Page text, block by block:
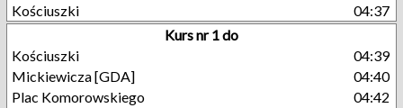
Kościuszki
04:37
Kurs nr 1 do
Kościuszki
04:39
Mickiewicza [GDA]
04:40
Plac Komorowskiego
04:42